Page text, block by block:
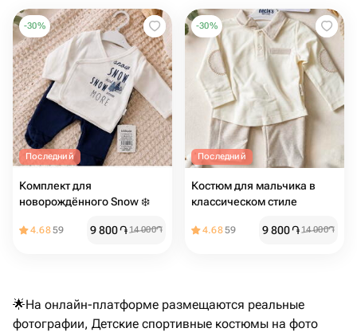
-30%
Последний
Комплект для
новорождённого Snow ❄️
4.6859 9 800֏14 000֏
-30%
Последний
Костюм для мальчика в
классическом стиле
4.6859 9 800֏14 000֏
🌟На онлайн-платформе размещаются реальные
фотографии, Детские спортивные костюмы на фото